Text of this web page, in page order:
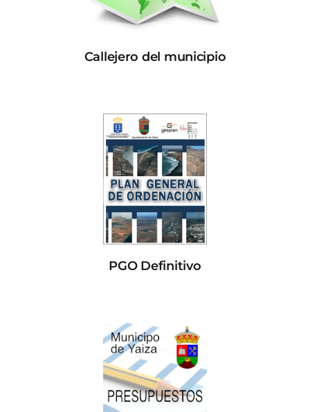
Callejero del municipio
PGO Definitivo